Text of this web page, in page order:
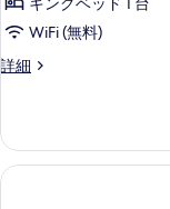
す
べ
て
真
を
WiFi (無料)
詳細
THE
の
詳
細